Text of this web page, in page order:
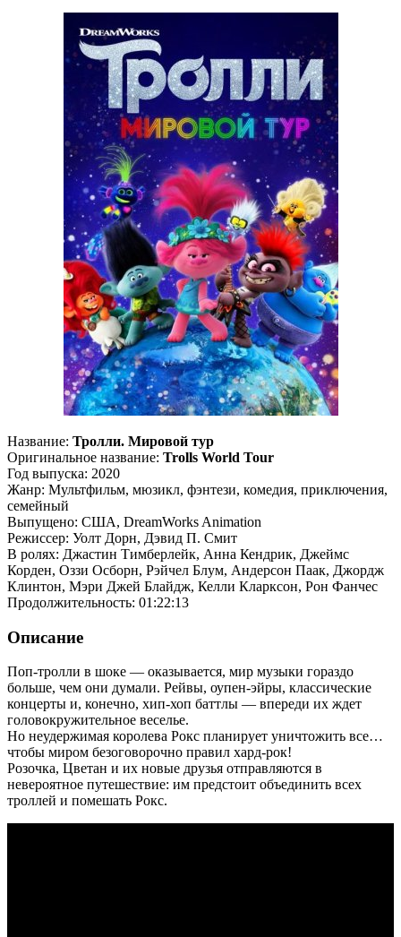
Название: Тролли. Мировой тур
Оригинальное название: Trolls World Tour
Год выпуска: 2020
Жанр: Мультфильм, мюзикл, фэнтези, комедия, приключения,
семейный
Выпущено: США, DreamWorks Animation
Режиссер: Уолт Дорн, Дэвид П. Смит
В ролях: Джастин Тимберлейк, Анна Кендрик, Джеймс
Корден, Оззи Осборн, Рэйчел Блум, Андерсон Паак, Джордж
Клинтон, Мэри Джей Блайдж, Келли Кларксон, Рон Фанчес
Продолжительность: 01:22:13
Описание
Поп-тролли в шоке — оказывается, мир музыки гораздо
больше, чем они думали. Рейвы, оупен-эйры, классические
концерты и, конечно, хип-хоп баттлы — впереди их ждет
головокружительное веселье.
Но неудержимая королева Рокс планирует уничтожить все…
чтобы миром безоговорочно правил хард-рок!
Розочка, Цветан и их новые друзья отправляются в
невероятное путешествие: им предстоит объединить всех
троллей и помешать Рокс.